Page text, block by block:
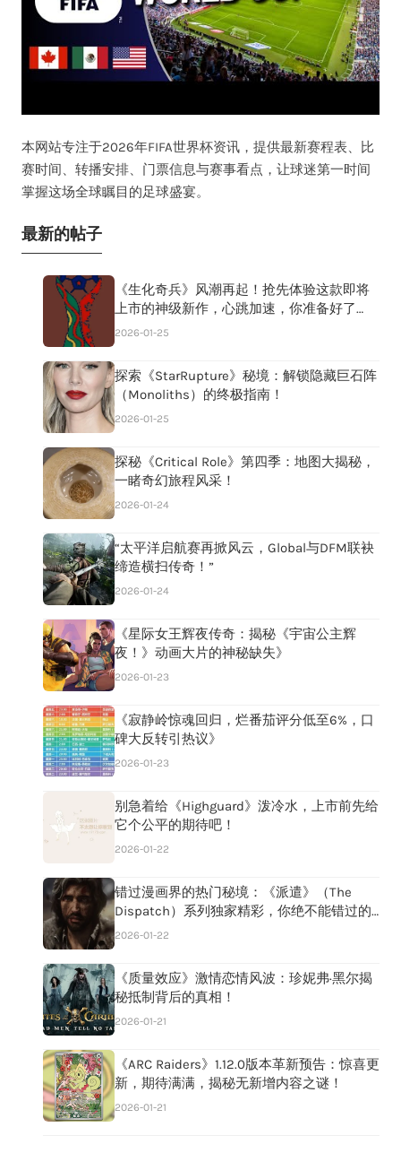
本网站专注于2026年FIFA世界杯资讯，提供最新赛程表、比
赛时间、转播安排、门票信息与赛事看点，让球迷第一时间
掌握这场全球瞩目的足球盛宴。
最新的帖子
《生化奇兵》风潮再起！抢先体验这款即将
上市的神级新作，心跳加速，你准备好了
吗？
2026-01-25
探索《StarRupture》秘境：解锁隐藏巨石阵
（Monoliths）的终极指南！
2026-01-25
探秘《Critical Role》第四季：地图大揭秘，
一睹奇幻旅程风采！
2026-01-24
“太平洋启航赛再掀风云，Global与DFM联袂
缔造横扫传奇！”
2026-01-24
《星际女王辉夜传奇：揭秘《宇宙公主辉
夜！》动画大片的神秘缺失》
2026-01-23
《寂静岭惊魂回归，烂番茄评分低至6%，口
碑大反转引热议》
2026-01-23
别急着给《Highguard》泼冷水，上市前先给
它个公平的期待吧！
2026-01-22
错过漫画界的热门秘境：《派遣》（The
Dispatch）系列独家精彩，你绝不能错过的
精彩内容！
2026-01-22
《质量效应》激情恋情风波：珍妮弗·黑尔揭
秘抵制背后的真相！
2026-01-21
《ARC Raiders》1.12.0版本革新预告：惊喜更
新，期待满满，揭秘无新增内容之谜！
2026-01-21